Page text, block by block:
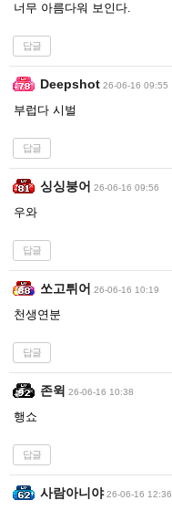
너무 아름다워 보인다.
답글
Deepshot 26-06-16 09:55
부럽다 시벌
답글
싱싱붕어 26-06-16 09:56
우와
답글
쏘고튀어 26-06-16 10:19
천생연분
답글
존윅 26-06-16 10:38
행쇼
답글
사람아니야 26-06-16 12:36